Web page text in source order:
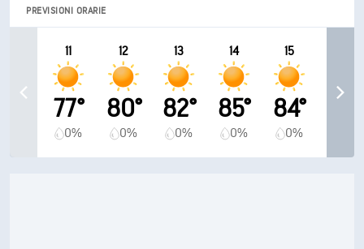
PREVISIONI ORARIE
11
77°
0%
12
80°
0%
13
82°
0%
14
85°
0%
15
84°
0%